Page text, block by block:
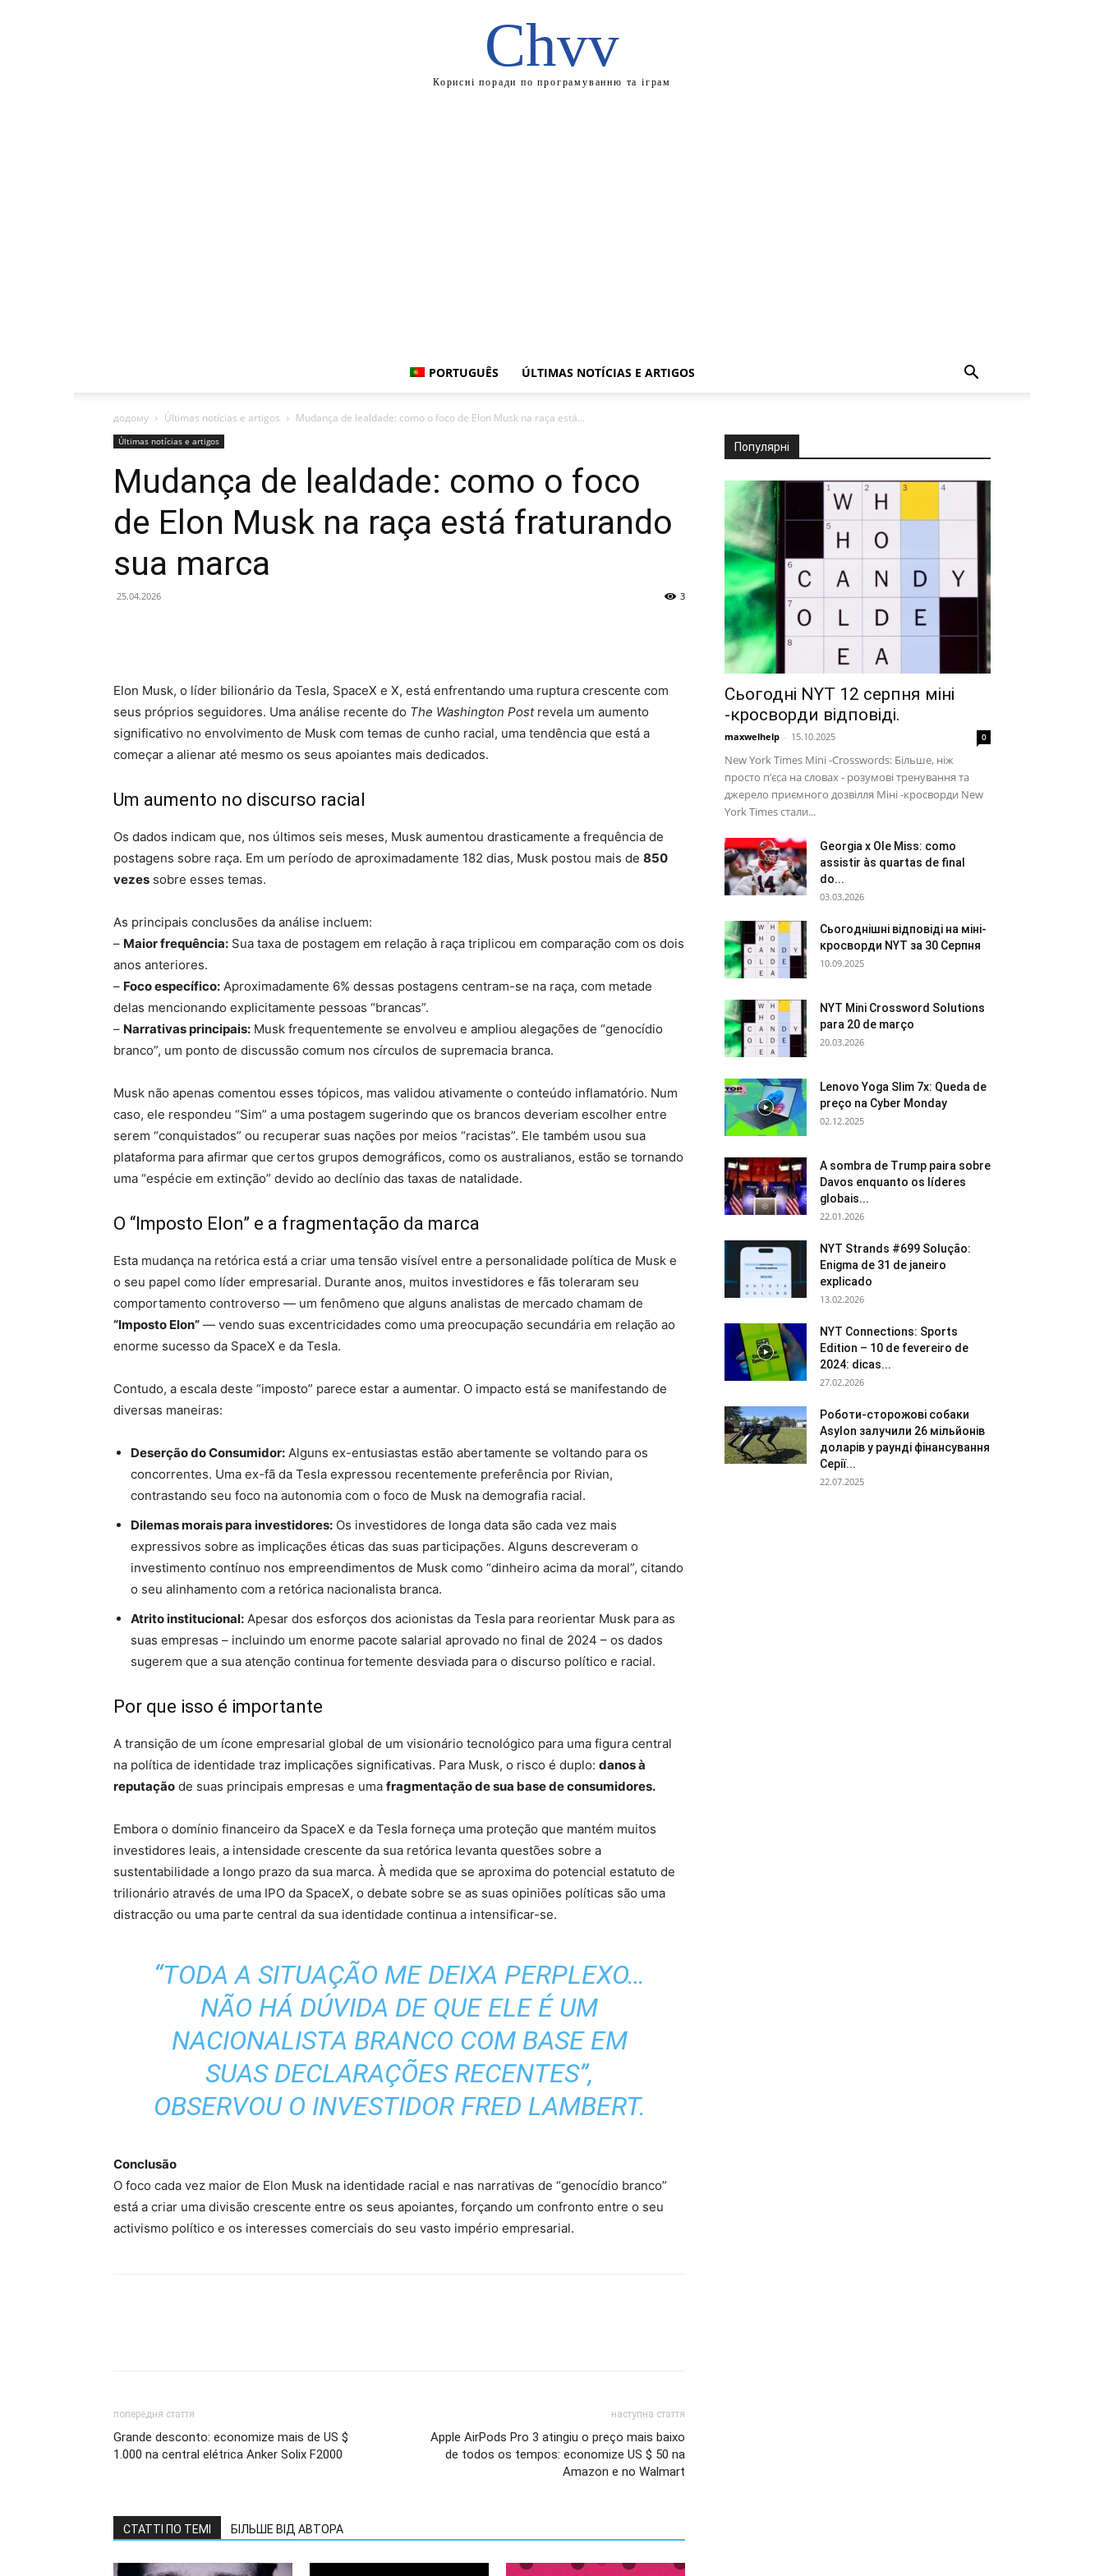
Chvv
Корисні поради по програмуванню та іграм
PORTUGUÊS ÚLTIMAS NOTÍCIAS E ARTIGOS
додому Últimas notícias e artigos Mudança de lealdade: como o foco de Elon Musk na raça está...
Últimas notícias e artigos
Mudança de lealdade: como o foco
de Elon Musk na raça está fraturando
sua marca
25.04.2026 3
Elon Musk, o líder bilionário da Tesla, SpaceX e X, está enfrentando uma ruptura crescente com
seus próprios seguidores. Uma análise recente do The Washington Postrevela um aumento
significativo no envolvimento de Musk com temas de cunho racial, uma tendência que está a
começar a alienar até mesmo os seus apoiantes mais dedicados.
Um aumento no discurso racial
Os dados indicam que, nos últimos seis meses, Musk aumentou drasticamente a frequência de
postagens sobre raça. Em um período de aproximadamente 182 dias, Musk postou mais de 850
vezes sobre esses temas.
As principais conclusões da análise incluem:
– Maior frequência: Sua taxa de postagem em relação à raça triplicou em comparação com os dois
anos anteriores.
– Foco específico: Aproximadamente 6% dessas postagens centram-se na raça, com metade
delas mencionando explicitamente pessoas “brancas”.
– Narrativas principais: Musk frequentemente se envolveu e ampliou alegações de “genocídio
branco”, um ponto de discussão comum nos círculos de supremacia branca.
Musk não apenas comentou esses tópicos, mas validou ativamente o conteúdo inflamatório. Num
caso, ele respondeu “Sim” a uma postagem sugerindo que os brancos deveriam escolher entre
serem “conquistados” ou recuperar suas nações por meios “racistas”. Ele também usou sua
plataforma para afirmar que certos grupos demográficos, como os australianos, estão se tornando
uma “espécie em extinção” devido ao declínio das taxas de natalidade.
O “Imposto Elon” e a fragmentação da marca
Esta mudança na retórica está a criar uma tensão visível entre a personalidade política de Musk e
o seu papel como líder empresarial. Durante anos, muitos investidores e fãs toleraram seu
comportamento controverso — um fenômeno que alguns analistas de mercado chamam de
“Imposto Elon” — vendo suas excentricidades como uma preocupação secundária em relação ao
enorme sucesso da SpaceX e da Tesla.
Contudo, a escala deste “imposto” parece estar a aumentar. O impacto está se manifestando de
diversas maneiras:
Deserção do Consumidor: Alguns ex-entusiastas estão abertamente se voltando para os
concorrentes. Uma ex-fã da Tesla expressou recentemente preferência por Rivian,
contrastando seu foco na autonomia com o foco de Musk na demografia racial.
Dilemas morais para investidores: Os investidores de longa data são cada vez mais
expressivos sobre as implicações éticas das suas participações. Alguns descreveram o
investimento contínuo nos empreendimentos de Musk como “dinheiro acima da moral”, citando
o seu alinhamento com a retórica nacionalista branca.
Atrito institucional: Apesar dos esforços dos acionistas da Tesla para reorientar Musk para as
suas empresas – incluindo um enorme pacote salarial aprovado no final de 2024 – os dados
sugerem que a sua atenção continua fortemente desviada para o discurso político e racial.
Por que isso é importante
A transição de um ícone empresarial global de um visionário tecnológico para uma figura central
na política de identidade traz implicações significativas. Para Musk, o risco é duplo: danos à
reputação de suas principais empresas e uma fragmentação de sua base de consumidores.
Embora o domínio financeiro da SpaceX e da Tesla forneça uma proteção que mantém muitos
investidores leais, a intensidade crescente da sua retórica levanta questões sobre a
sustentabilidade a longo prazo da sua marca. À medida que se aproxima do potencial estatuto de
trilionário através de uma IPO da SpaceX, o debate sobre se as suas opiniões políticas são uma
distracção ou uma parte central da sua identidade continua a intensificar-se.
“TODA A SITUAÇÃO ME DEIXA PERPLEXO…
NÃO HÁ DÚVIDA DE QUE ELE É UM
NACIONALISTA BRANCO COM BASE EM
SUAS DECLARAÇÕES RECENTES”,
OBSERVOU O INVESTIDOR FRED LAMBERT.
Conclusão
O foco cada vez maior de Elon Musk na identidade racial e nas narrativas de “genocídio branco”
está a criar uma divisão crescente entre os seus apoiantes, forçando um confronto entre o seu
activismo político e os interesses comerciais do seu vasto império empresarial.
попередня стаття
Grande desconto: economize mais de US $
1.000 na central elétrica Anker Solix F2000
наступна стаття
Apple AirPods Pro 3 atingiu o preço mais baixo
de todos os tempos: economize US $ 50 na
Amazon e no Walmart
СТАТТІ ПО ТЕМІ БІЛЬШЕ ВІД АВТОРА
Популярні
Сьогодні NYT 12 серпня міні
-кросворди відповіді.
maxwelhelp - 15.10.2025 0
New York Times Mini -Crosswords: Більше, ніж
просто п’єса на словах - розумові тренування та
джерело приємного дозвілля Міні -кросворди New
York Times стали...
Georgia x Ole Miss: como
assistir às quartas de final
do...
03.03.2026
Сьогоднішні відповіді на міні-
кросворди NYT за 30 Серпня
10.09.2025
NYT Mini Crossword Solutions
para 20 de março
20.03.2026
Lenovo Yoga Slim 7x: Queda de
preço na Cyber ​​Monday
02.12.2025
A sombra de Trump paira sobre
Davos enquanto os líderes
globais...
22.01.2026
NYT Strands #699 Solução:
Enigma de 31 de janeiro
explicado
13.02.2026
NYT Connections: Sports
Edition – 10 de fevereiro de
2024: dicas...
27.02.2026
Роботи-сторожові собаки
Asylon залучили 26 мільйонів
доларів у раунді фінансування
Серії...
22.07.2025